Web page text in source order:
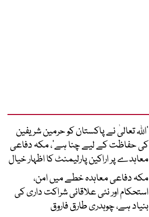
’اللہ تعالیٰ نے پاکستان کو حرمین شریفین
کی حفاظت کے لیے چنا ہے‘، مکہ دفاعی
معاہدے پر اراکین پارلیمنٹ کا اظہار خیال
مکہ دفاعی معاہدہ خطے میں امن،
استحکام اور نئی علاقائی شراکت داری کی
بنیاد ہے، چوہدری طارق فاروق